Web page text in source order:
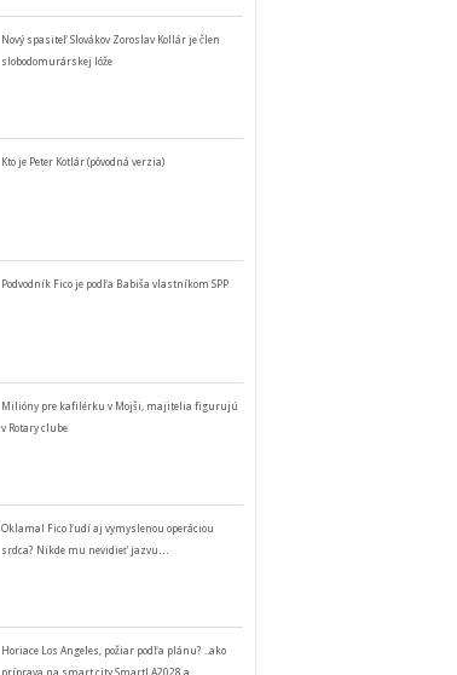
Nový spasiteľ Slovákov Zoroslav Kollár je člen
slobodomurárskej lóže
Kto je Peter Kotlár (pôvodná verzia)
Podvodník Fico je podľa Babiša vlastníkom SPP
Milióny pre kafilérku v Mojši, majitelia figurujú
v Rotary clube
Oklamal Fico ľudí aj vymyslenou operáciou
srdca? Nikde mu nevidieť jazvu…
Horiace Los Angeles, požiar podľa plánu? ..ako